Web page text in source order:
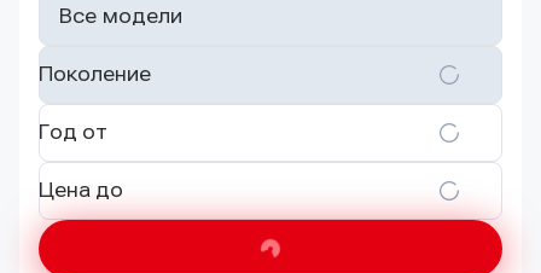
Все модели
Поколение
Год от
Цена до